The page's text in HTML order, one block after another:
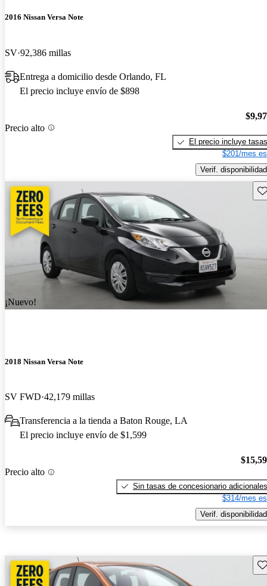
2016 Nissan Versa Note
SV 92,386 millas
Entrega a domicilio desde Orlando, FL
El precio incluye envío de $898
Precio alto
El precio incluye tasas
$201/mes
Verif. disponibilidad
¡Nuevo!
2018 Nissan Versa Note
SV FWD 42,179 millas
Transferencia a la tienda a Baton Rouge, LA
El precio incluye envío de $1,599
Precio alto
Sin tasas de concesionario adicionales
$314/mes
Verif. disponibilidad